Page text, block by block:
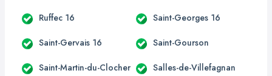
Ruffec 16 Saint-Georges 16
Saint-Gervais 16 Saint-Gourson
Saint-Martin-du-Clocher Salles-de-Villefagnan